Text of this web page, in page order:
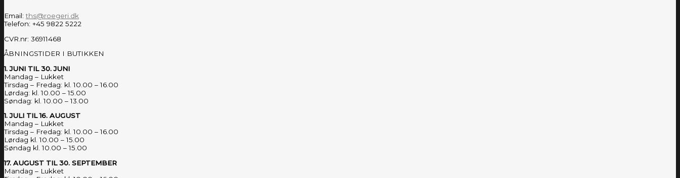
Email:ths@roegeri.dk
Telefon: +45 9822 5222
CVR.nr: 36911468
ÅBNINGSTIDER I BUTIKKEN
1. JUNI TIL 30. JUNI
Mandag – Lukket
Tirsdag – Fredag: kl. 10.00 – 16.00
Lørdag: kl. 10.00 – 15.00
Søndag: kl. 10.00 – 13.00
1. JULI TIL 16. AUGUST
Mandag – Lukket
Tirsdag – Fredag: kl. 10.00 – 16.00
Lørdag kl. 10.00 – 15.00
Søndag kl. 10.00 – 15.00
17. AUGUST TIL 30. SEPTEMBER
Mandag – Lukket